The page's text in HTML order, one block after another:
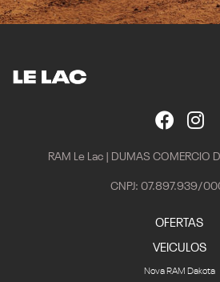
RAM Le Lac | DUMAS COMERCIO
CNPJ: 07.897.939/
OFERTAS
VEICULOS
Nova RAM Dakota